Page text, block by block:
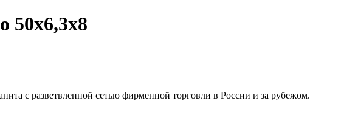
с разветвленной сетью фирменной торговли в России и за рубежом.